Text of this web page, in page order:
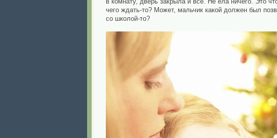
чего ждать-то? Может, мальчик какой должен был
со школой-то?